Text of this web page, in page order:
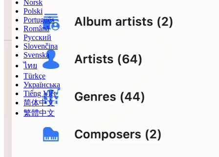
Norsk
Polski
Português
Română
Русский
Slovenčina
Svenska
ไทย
Türkçe
Українська
Tiếng Việt
简体中文
繁體中文